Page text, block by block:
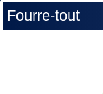
Fourre-tout